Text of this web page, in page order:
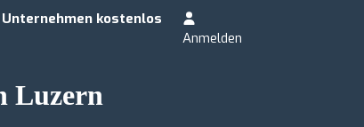
Unternehmen kostenlos
Anmelden
Luzern